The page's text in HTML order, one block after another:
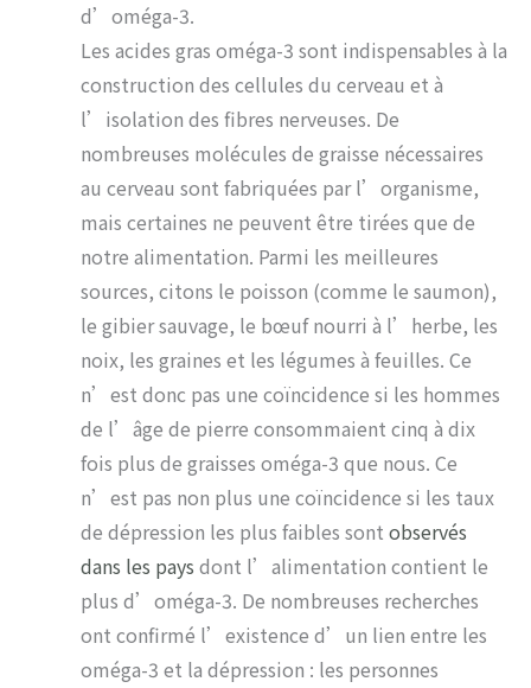
d’oméga-3.
Les acides gras oméga-3 sont indispensables à la
construction des cellules du cerveau et à
l’isolation des fibres nerveuses. De
nombreuses molécules de graisse nécessaires
au cerveau sont fabriquées par l’organisme,
mais certaines ne peuvent être tirées que de
notre alimentation. Parmi les meilleures
sources, citons le poisson (comme le saumon),
le gibier sauvage, le bœuf nourri à l’herbe, les
noix, les graines et les légumes à feuilles. Ce
n’est donc pas une coïncidence si les hommes
de l’âge de pierre consommaient cinq à dix
fois plus de graisses oméga-3 que nous. Ce
n’est pas non plus une coïncidence si les taux
de dépression les plus faibles sont observés
dans les pays dont l’alimentation contient le
plus d’oméga-3. De nombreuses recherches
ont confirmé l’existence d’un lien entre les
oméga-3 et la dépression : les personnes